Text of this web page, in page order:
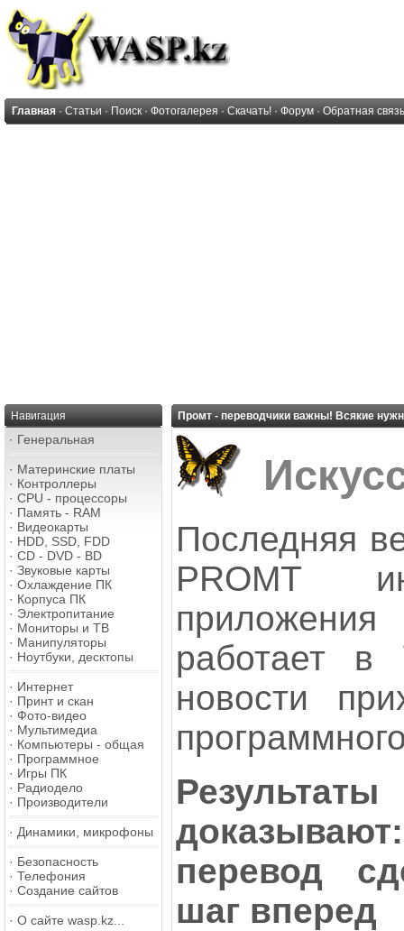
Главная · Статьи · Поиск · Фотогалерея · Скачать! · Форум · Обратная связь
Навигация
· Генеральная
· Материнские платы
· Контроллеры
· CPU - процессоры
· Память - RAM
· Видеокарты
· HDD, SSD, FDD
· CD - DVD - BD
· Звуковые карты
· Охлаждение ПК
· Корпуса ПК
· Электропитание
· Мониторы и ТВ
· Манипуляторы
· Ноутбуки, десктопы
· Интернет
· Принт и скан
· Фото-видео
· Мультимедиа
· Компьютеры - общая
· Программное
· Игры ПК
· Радиодело
· Производители
· Динамики, микрофоны
· Безопасность
· Телефония
· Создание сайтов
· О сайте wasp.kz...
Промт - переводчики важны! Всякие
Последняя
PROMT
работает в
новости
перевод
шаг вперед